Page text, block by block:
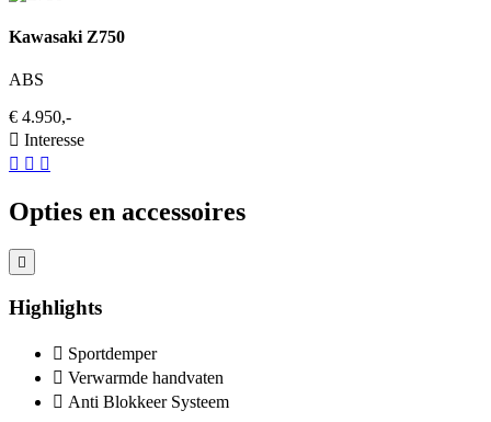
Kawasaki Z750
ABS
€ 4.950,-
Interesse
Opties en accessoires
Highlights
Sportdemper
Verwarmde handvaten
Anti Blokkeer Systeem